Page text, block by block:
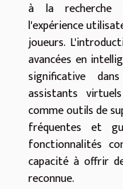
à la recherche
l'expérience
joueurs.
avancées en
significative
assistants
comme outils de
fréquentes et
fonctionnalités
capacité à offrir
reconnue.